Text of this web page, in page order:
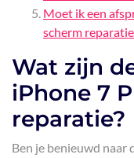
Moet ik een
scherm
Wat zijn
iPhone 7
reparatie?
Ben je benieuwd naar